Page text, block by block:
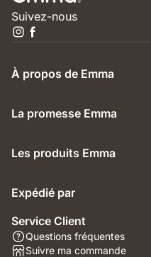
Suivez-nous
À propos de Emma
La promesse Emma
Les produits Emma
Expédié par
Service Client
Questions fréquentes
Suivre ma commande